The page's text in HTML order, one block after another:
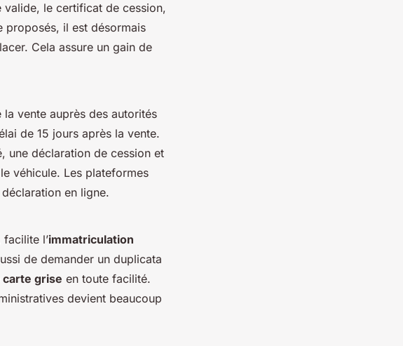
valide, le certificat de cession,
proposés, il est désormais
Cela assure un gain de
vente auprès des autorités
de 15 jours après la vente.
une déclaration de cession et
véhicule. Les plateformes
en ligne.
l’immatriculation
de demander un duplicata
grise en toute facilité.
devient beaucoup